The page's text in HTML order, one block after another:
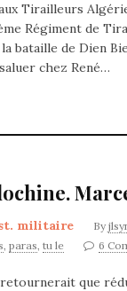
Tirailleurs
Régiment de
bataille de Dien
chez René…
militaire By
, paras, tu le 6
retournerait que